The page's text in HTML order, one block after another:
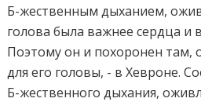
Б-жественным дыханием,
голова была важнее сердца и
Поэтому он и похоронен там,
для его головы, - в Хевроне.
Б-жественного дыхания,